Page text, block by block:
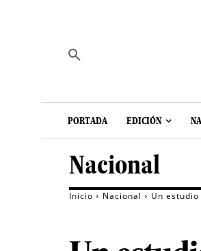
PORTADA EDICIÓN
Nacional
Inicio Nacional Un